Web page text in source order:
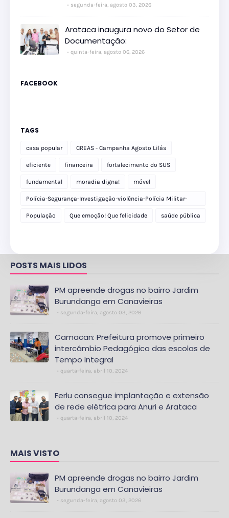
segunda-feira, agosto 03, 2026
Arataca inaugura novo do Setor de
Documentação:
quinta-feira, agosto 06, 2026
FACEBOOK
TAGS
casa popular CREAS - Campanha Agosto Lilás
eficiente financeira fortalecimento do SUS
fundamental moradia digna! móvel
Polícia-Segurança-Investigação-violência-Polícia Militar-
delegacia
População Que emoção! Que felicidade saúde pública
POSTS MAIS LIDOS
PM apreende drogas no bairro Jardim
Burundanga em Canavieiras
segunda-feira, agosto 03, 2026
Camacan: Prefeitura promove primeiro
intercâmbio Pedagógico das escolas de
Tempo Integral
quarta-feira, abril 10, 2024
Ferlu consegue implantação e extensão
de rede elétrica para Anuri e Arataca
quarta-feira, abril 10, 2024
MAIS VISTO
PM apreende drogas no bairro Jardim
Burundanga em Canavieiras
segunda-feira, agosto 03, 2026